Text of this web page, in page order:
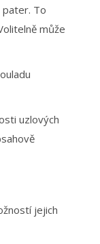
pater. To
může
uzlových
jejich